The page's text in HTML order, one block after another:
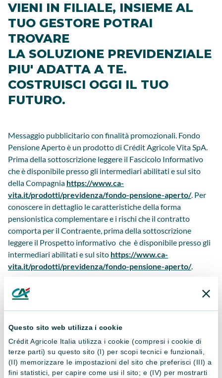
Questo sito web utilizza i cookie
Crédit Agricole Italia utilizza i cookie (compresi i cookie di
terze parti) su questo sito (I) per scopi tecnici e funzionali,
(II) memorizzare le impostazioni del sito che preferisci (III) a
fini statistici, per capire come usi il sito; e (IV) per mostrarti
VIENI IN FILIALE, INSIEME AL
TUO GESTORE POTRAI
TROVARE
LA SOLUZIONE PREVIDENZIALE
PIU' ADATTA A TE.
COSTRUISCI OGGI IL TUO
FUTURO.
Messaggio pubblicitario con finalità promozionali. Fondo
Pensione Aperto è un prodotto di Crédit Agricole Vita SpA.
Prima della sottoscrizione leggere il Fascicolo Informativo
che è disponibile presso gli intermediari abilitati e sul sito
della Compagnia https://www.ca-
vita.it/prodotti/previdenza/fondo-pensione-aperto/. Per
conoscere in dettaglio le caratteristiche della forma
pensionistica complementare e i rischi che il contratto
comporta per il Contraente, prima della sottoscrizione
leggere il Prospetto informativo che è disponibile presso gli
intermediari abilitati e sul sito https://www.ca-
vita.it/prodotti/previdenza/fondo-pensione-aperto/.
PRODOTTI CORRELATI
Altri prodotti